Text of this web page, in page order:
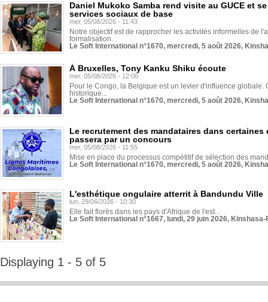
Daniel Mukoko Samba rend visite au GUCE et
services sociaux de base
mer, 05/08/2026 - 11:43
Notre objectif est de rapprocher les activités informelles de
formalisation.
Le Soft International n°1670, mercredi, 5 août 2026,
À Bruxelles, Tony Kanku Shiku écoute
mer, 05/08/2026 - 12:06
Pour le Congo, la Belgique est un levier d'influence globale.
historique...
Le Soft International n°1670, mercredi, 5 août 2026,
Le recrutement des mandataires dans
passera par un concours
mer, 05/08/2026 - 11:55
Mise en place du processus compétitif de sélection des
Le Soft International n°1670, mercredi, 5 août 2026,
L'esthétique ongulaire atterrit à Bandundu Ville
lun, 29/06/2026 - 10:30
Elle fait florès dans les pays d'Afrique de l'est...
Le Soft International n°1667, lundi, 29 juin 2026,
Displaying 1 - 5 of 5